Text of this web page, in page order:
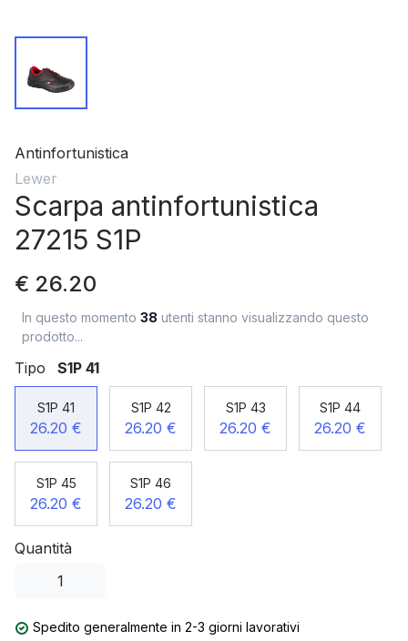
Antinfortunistica
Lewer
Scarpa antinfortunistica
27215 S1P
€ 26.20
In questo momento 38 utenti stanno visualizzando questo
prodotto...
Tipo S1P 41
S1P 41
26.20 €
S1P 42
26.20 €
S1P 43
26.20 €
S1P 44
26.20 €
S1P 45
26.20 €
S1P 46
26.20 €
Quantità
Spedito generalmente in 2-3 giorni lavorativi